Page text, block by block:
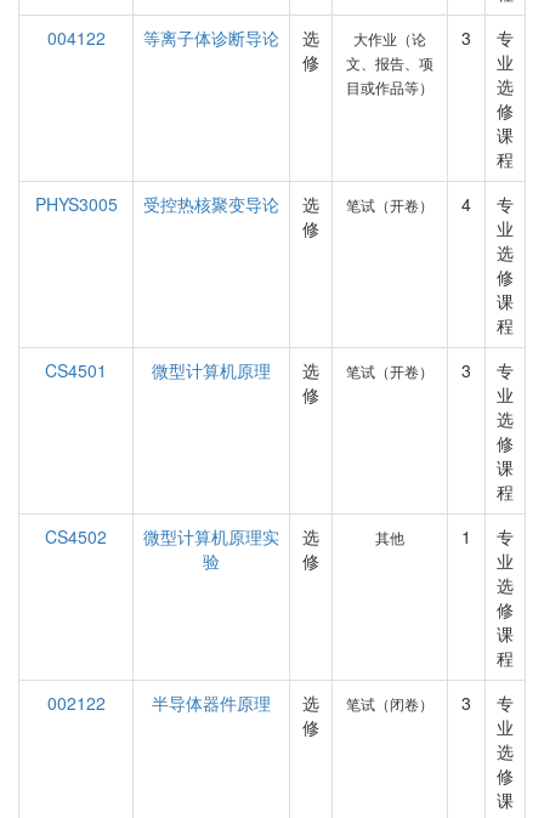
004122
等离子体诊断导论
选
修
大作业（论
文、报告、项
目或作品等）
3
专
业
选
修
课
程
PHYS3005
受控热核聚变导论
选
修
笔试（开卷） 4
专
业
选
修
课
程
CS4501
微型计算机原理
选
修
笔试（开卷） 3
专
业
选
修
课
程
CS4502
微型计算机原理实
验
选
修
其他 1
专
业
选
修
课
程
002122
半导体器件原理
选
修
笔试（闭卷） 3
专
业
选
修
课